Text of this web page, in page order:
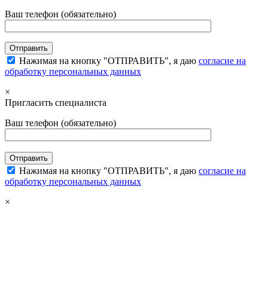
Ваш телефон (обязательно)
Нажимая на кнопку "ОТПРАВИТЬ", я даю согласие на
обработку персональных данных
×
Пригласить специалиста
Ваш телефон (обязательно)
Нажимая на кнопку "ОТПРАВИТЬ", я даю согласие на
обработку персональных данных
×